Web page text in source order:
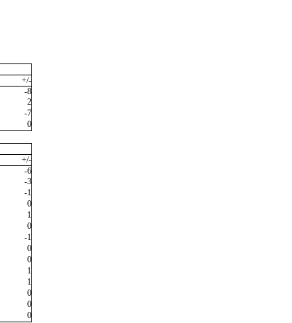
+/-
-8
2
-7
0
+/-
-6
-3
-1
0
1
0
-1
0
0
1
1
0
0
0